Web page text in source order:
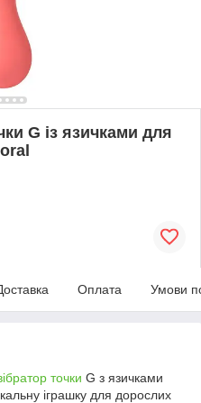
G із язичками для
Оплата Умови
точки G з язичками
іграшку для дорослих